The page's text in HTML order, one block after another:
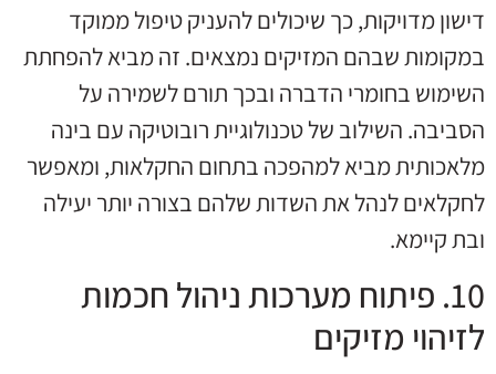
דישון מדויקות, כך שיכולים להעניק טיפול ממוקד
במקומות שבהם המזיקים נמצאים. זה מביא להפחתת
השימוש בחומרי הדברה ובכך תורם לשמירה על
הסביבה. השילוב של טכנולוגיית רובוטיקה עם בינה
מלאכותית מביא למהפכה בתחום החקלאות, ומאפשר
לחקלאים לנהל את השדות שלהם בצורה יותר יעילה
ובת קיימא.
10. פיתוח מערכות ניהול חכמות
לזיהוי מזיקים